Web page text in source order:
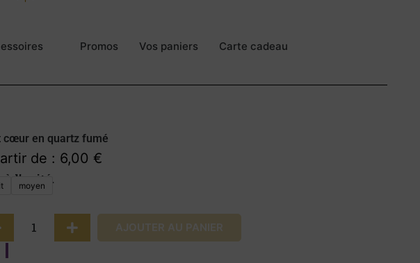
Promos Vos paniers Carte cadeau
cœur en quartz fumé
de : 6,00 €
à l’unité.
moyen
AJOUTER AU PANIER